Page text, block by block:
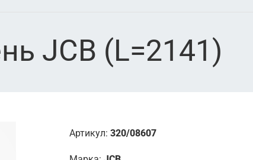
JCB (L=2141)
Артикул: 320/08607